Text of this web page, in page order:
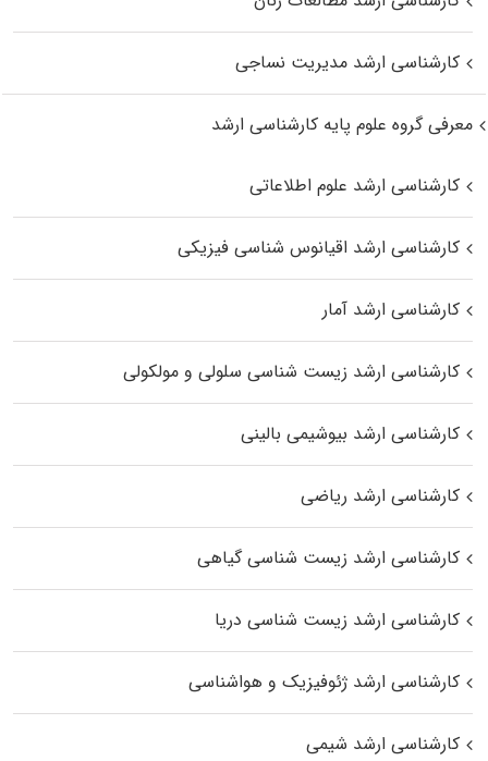
کارشناسی ارشد مدیریت نساجی
معرفی گروه علوم پایه کارشناسی ارشد
کارشناسی ارشد علوم اطلاعاتی
کارشناسی ارشد اقیانوس‌ شناسی فیزیکی
کارشناسی ارشد آمار
کارشناسی ارشد زیست شناسی سلولی و مولکولی
کارشناسی ارشد بیوشیمی بالینی
کارشناسی ارشد ریاضی
کارشناسی ارشد زیست‌ شناسی گیاهی
کارشناسی ارشد زیست‌ شناسی دریا
کارشناسی ارشد ژئوفیزیک و هواشناسی
کارشناسی ارشد شیمی